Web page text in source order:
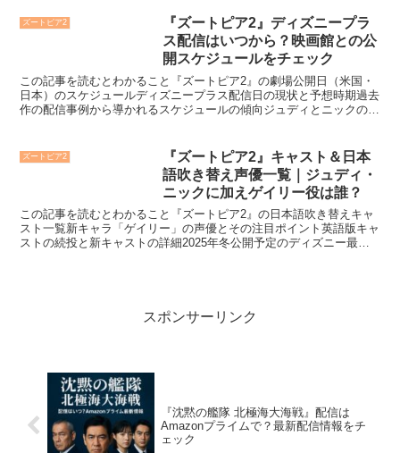
ズートピア2
『ズートピア2』ディズニープラ
ス配信はいつから？映画館との公
開スケジュールをチェック
この記事を読むとわかること『ズートピア2』の劇場公開日（米国・
日本）のスケジュールディズニープラス配信日の現状と予想時期過去
作の配信事例から導かれるスケジュールの傾向ジュディとニックの新
ズートピア2
『ズートピア2』キャスト＆日本
語吹き替え声優一覧｜ジュディ・
ニックに加えゲイリー役は誰？
この記事を読むとわかること『ズートピア2』の日本語吹き替えキャ
スト一覧新キャラ「ゲイリー」の声優とその注目ポイント英語版キャ
ストの続投と新キャストの詳細2025年冬公開予定のディズニー最新
スポンサーリンク
『沈黙の艦隊 北極海大海戦』配信は
Amazonプライムで？最新配信情報をチ
ェック